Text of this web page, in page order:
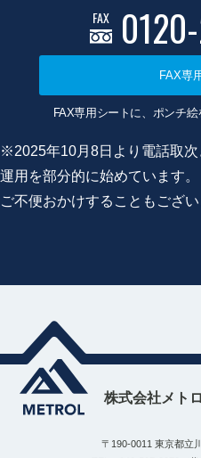
FAX
FAX専
FAX専用シートに、ポンチ絵
※2025年10月8日より電話取
運用を部分的に始めています。
ご不便おかけすることもござ
株式会社メト
〒190-0011 東京都立